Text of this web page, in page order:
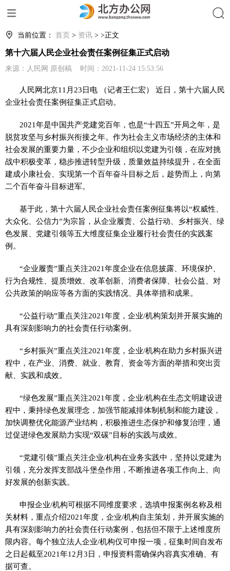
当前位置： 首页 > 资讯 > >正文
第十六届人民企业社会责任案例征集正式启动
来源：人民网 原创稿 时间：2021-11-24 15:53:56
人民网北京11月23日电 （记者王仁宏） 近日，第十六届人民
企业社会责任案例征集正式启动。
2021年是中国共产党建党百年，也是“十四五”开局之年，是
脱贫攻坚与乡村振兴衔接之年。作为社会主义市场经济的主体和
社会发展的重要力量，不少企业和组织以党建为引领，在应对挑
战中积极变革，稳步推进转型升级，质量效益持续提升，在全面
建成小康社会、实现第一个百年奋斗目标之后，趁势而上，向第
二个百年奋斗目标进军。
基于此，第十六届人民企业社会责任案例征集将以“权威性、
大众化、公信力”为宗旨，从企业履责、公益行动、乡村振兴、绿
色发展、党建引领等五大维度征集企业履行社会责任的实践案
例。
“企业履责”重点关注2021年度企业在信息披露、环境保护、
行为合规性、提质增效、改革创新、消费者保障、社会公益、对
公共政策的响应等各方面的实践情况、具体举措和成果。
“公益行动”重点关注2021年度，企业/机构策划并开展实施的
具有深刻影响力的社会责任行动案例。
“乡村振兴”重点关注2021年度，企业/机构在助力乡村振兴进
程中，在产业、消费、就业、教育、资金等方面的举措和突出贡
献、实践和成效。
“绿色发展”重点关注2021年度，企业/机构在生态文明建设进
程中，秉持绿色发展理念，加强节能减排体制机制和能力建设，
加快调整优化能源产业结构，积极推进生态保护和修复治理，通
过促进绿色发展助力实现“双碳”目标的实践与成效。
“党建引领”重点关注企业/机构在业务实践中，坚持以党建为
引领，充分发挥支部战斗堡垒作用，不断推进各项工作向上、向
好发展的创新实践。
申报企业/机构可根据不同维度要求，选填申报案例名称及相
关材料，重点介绍2021年度，企业/机构自主策划，并开展实施的
具有深刻影响力的社会责任行动案例，包括但不限于上述维度所
限内容。每个独立法人企业/机构仅可申报一项，征集时间自发布
之日起截至2021年12月3日，申报资料需确保内容真实准确、有
据可查。